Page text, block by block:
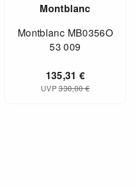
Montblanc
Montblanc MB0356O
53 009
135,31€
UVP330,00€